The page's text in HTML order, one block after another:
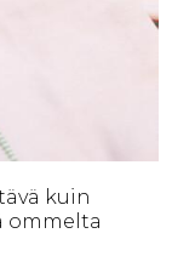
kuin
ommelta